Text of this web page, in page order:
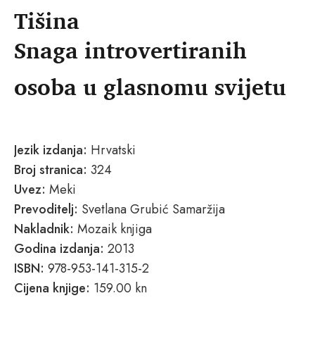
Tišina
Snaga introvertiranih
osoba u glasnomu svijetu
Jezik izdanja: Hrvatski
Broj stranica: 324
Uvez: Meki
Prevoditelj: Svetlana Grubić Samaržija
Nakladnik: Mozaik knjiga
Godina izdanja: 2013
ISBN: 978-953-141-315-2
Cijena knjige: 159.00 kn